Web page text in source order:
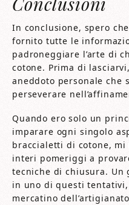
In conclusione, spero
fornito tutte le
padroneggiare l’arte di
cotone. Prima di
aneddoto personale che
perseverare
Quando ero solo un
imparare ogni singolo
braccialetti di cotone,
interi pomeriggi a
tecniche di chiusura. Un
in uno di questi
mercatino